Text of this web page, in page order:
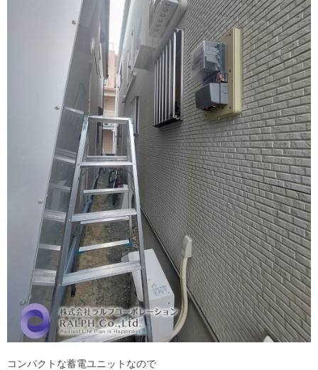
コンパクトな蓄電ユニットなので